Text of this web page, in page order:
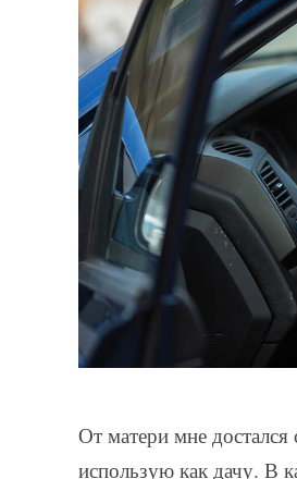
От матери мне
использую как дачу. В